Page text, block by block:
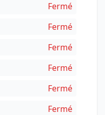
Fermé
Fermé
Fermé
Fermé
Fermé
Fermé